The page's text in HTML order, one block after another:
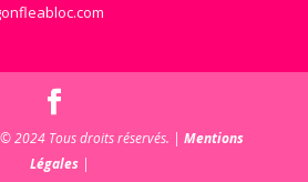
2024 Tous droits réservés. | Mentions
Légales|